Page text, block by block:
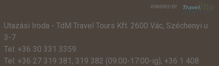
POWERED BY:
Utazási Iroda - TdM Travel Tours Kft. 2600 Vác, Széchenyi u.
3-7.
Tel: +36 30 331 3359
Tel: +36 27 319 381 , 319 382 (09:00-17:00-ig), +36 1 408